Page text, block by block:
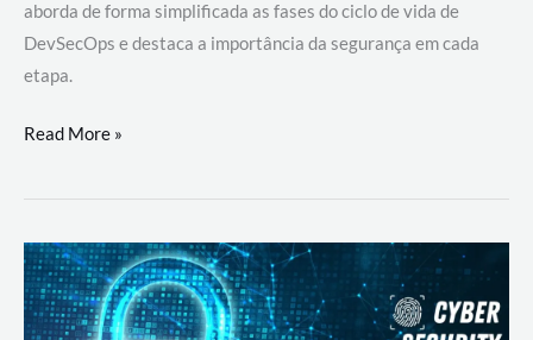
aborda de forma simplificada as fases do ciclo de vida de
DevSecOps e destaca a importância da segurança em cada
etapa.
DevSecOps
Prática:
Desenvolvimento,
Segurança
e
Read More »